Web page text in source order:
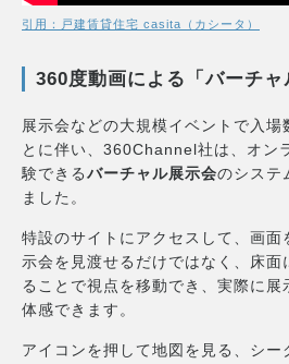
引用：戸建賃貸住宅 casita（カシータ）
360度動画による「バーチャ
展示会などの大規模イベントで入場
とに伴い、360Channel社は、オン
験できるバーチャル展示会のシステ
ました。
特設のサイトにアクセスして、画面
示会を見渡せるだけではなく、床面
ることで視点を移動でき、実際に展
体感できます。
アイコンを押して地図を見る、シー